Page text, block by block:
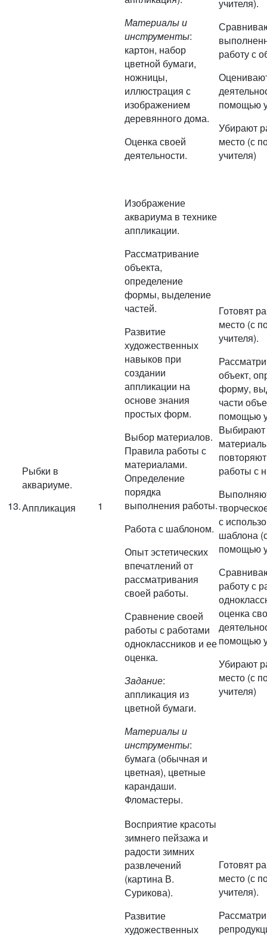
Материалы и
инструменты:
картон, набор
цветной бумаги,
ножницы,
иллюстрация с
изображением
деревянного дома.
Оценка своей
деятельности.
учителя).
работу с
помощью
Убирают
место (с
учителя)
13.
Рыбки в
аквариуме.
Аппликация
1
Изображение
аквариума в технике
аппликации.
Рассматривание
объекта,
определение
формы, выделение
частей.
Развитие
художественных
навыков при
создании
аппликации на
основе знания
простых форм.
Выбор материалов.
Правила работы с
материалами.
Определение
порядка
выполнения работы.
Работа с шаблоном.
Опыт эстетических
впечатлений от
рассматривания
своей работы.
Сравнение своей
работы с работами
одноклассников и ее
оценка.
Задание:
аппликация из
цветной бумаги.
Материалы и
инструменты:
бумага (обычная и
цветная), цветные
карандаши.
Фломастеры.
Готовят
место (с
учителя).
объект,
форму,
части
помощью
Выбирают
работы с
с
шаблона
помощью
работу с
оценка
помощью
Убирают
место (с
учителя)
Восприятие красоты
зимнего пейзажа и
радости зимних
развлечений
(картина В.
Сурикова).
Развитие
художественных
Готовят
место (с
учителя).